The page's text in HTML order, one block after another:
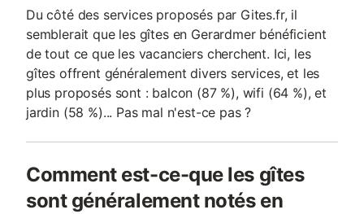
Du côté des services proposés par Gites.fr, il
semblerait que les gîtes en Gerardmer bénéficient
de tout ce que les vacanciers cherchent. Ici, les
gîtes offrent généralement divers services, et les
plus proposés sont : balcon (87 %), wifi (64 %), et
jardin (58 %)... Pas mal n'est-ce pas ?
Comment est-ce-que les gîtes
sont généralement notés en